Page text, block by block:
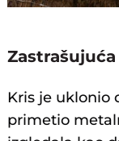
Kris je uklonio
primetio